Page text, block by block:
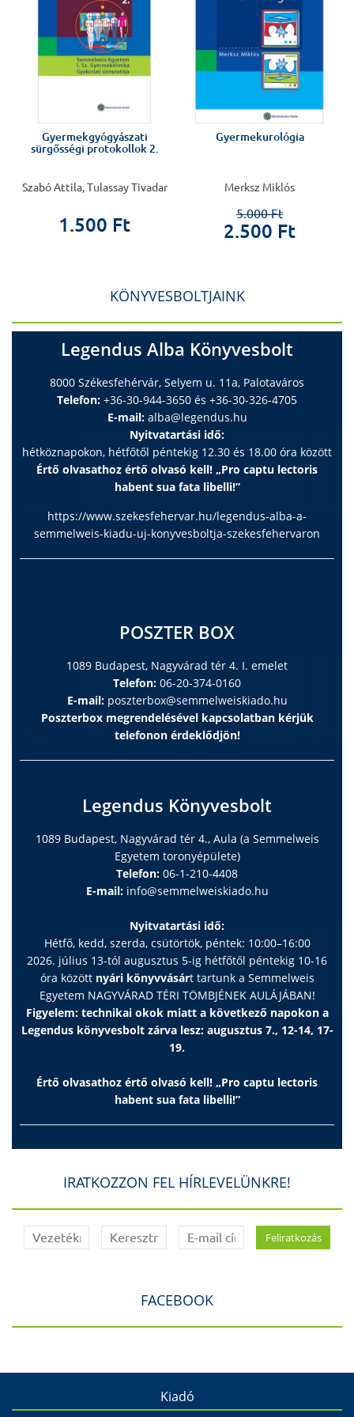
Gyermekgyógyászati
sürgősségi protokollok 2.
Szabó Attila, Tulassay Tivadar
1.500 Ft
Gyermekurológia
Merksz Miklós
5.000 Ft
2.500 Ft
KÖNYVESBOLTJAINK
Legendus Alba Könyvesbolt
8000 Székesfehérvár, Selyem u. 11a, Palotaváros
Telefon: +36-30-944-3650 és +36-30-326-4705
E-mail: alba@legendus.hu
Nyitvatartási idő:
hétköznapokon, hétfőtől péntekig 12.30 és 18.00 óra között
Értő olvasathoz értő olvasó kell! „Pro captu lectoris
habent sua fata libelli!”
https://www.szekesfehervar.hu/legendus-alba-a-
semmelweis-kiadu-uj-konyvesboltja-szekesfehervaron
POSZTER BOX
1089 Budapest, Nagyvárad tér 4. I. emelet
Telefon: 06-20-374-0160
E-mail: poszterbox@semmelweiskiado.hu
Poszterbox megrendelésével kapcsolatban kérjük
telefonon érdeklődjön!
Legendus Könyvesbolt
1089 Budapest, Nagyvárad tér 4., Aula (a Semmelweis
Egyetem toronyépülete)
Telefon: 06-1-210-4408
E-mail: info@semmelweiskiado.hu
Nyitvatartási idő:
Hétfő, kedd, szerda, csütörtök, péntek: 10:00–16:00
2026. július 13-tól augusztus 5-ig hétfőtől péntekig 10-16
óra között nyári könyvvásárt tartunk a Semmelweis
Egyetem NAGYVÁRAD TÉRI TÖMBJÉNEK AULÁJÁBAN!
Figyelem: technikai okok miatt a következő napokon a
Legendus könyvesbolt zárva lesz: augusztus 7., 12-14, 17-
19.
Értő olvasathoz értő olvasó kell! „Pro captu lectoris
habent sua fata libelli!”
IRATKOZZON FEL HÍRLEVELÜNKRE!
FACEBOOK
Kiadó